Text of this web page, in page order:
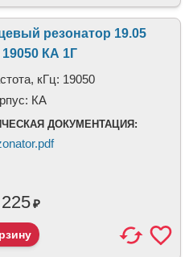
резонатор 19.05
19050 КА 1Г
кГц: 19050
КА
ДОКУМЕНТАЦИЯ:
225₽